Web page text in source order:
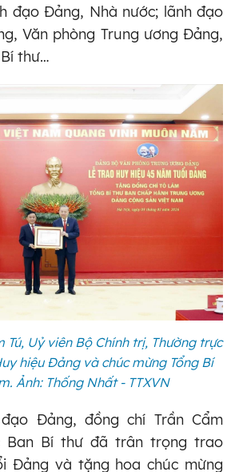
đạo Đảng, Nhà nước; lãnh đạo
Văn phòng Trung ương Đảng,
thư…
Tú, Uỷ viên Bộ Chính trị, Thường trực
hiệu Đảng và chúc mừng Tổng Bí
Ảnh: Thống Nhất - TTXVN
Đảng, đồng chí Trần Cẩm
Ban Bí thư đã trân trọng trao
Đảng và tặng hoa chúc mừng